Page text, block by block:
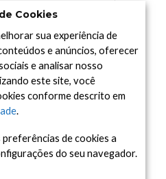
Cookies
sua experiência de
e anúncios, oferecer
e analisar nosso
este site, você
conforme descrito em
.
de cookies a
do seu navegador.